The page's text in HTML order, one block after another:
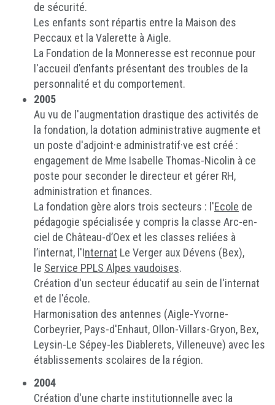
de sécurité.
Les enfants sont répartis entre la Maison des
Peccaux et la Valerette à Aigle.
La Fondation de la Monneresse est reconnue pour
l'accueil d’enfants présentant des troubles de la
personnalité et du comportement.
2005
Au vu de l'augmentation drastique des activités de
la fondation, la dotation administrative augmente et
un poste d'adjoint·e administratif·ve est créé :
engagement de Mme Isabelle Thomas-Nicolin à ce
poste pour seconder le directeur et gérer RH,
administration et finances.
La fondation gère alors trois secteurs : l'Ecole de
pédagogie spécialisée y compris la classe Arc-en-
ciel de Château-d’Oex et les classes reliées à
l’internat, l'Internat Le Verger aux Dévens (Bex),
le Service PPLS Alpes vaudoises.
Création d'un secteur éducatif au sein de l'internat
et de l'école.
Harmonisation des antennes (Aigle-Yvorne-
Corbeyrier, Pays-d'Enhaut, Ollon-Villars-Gryon, Bex,
Leysin-Le Sépey-les Diablerets, Villeneuve) avec les
établissements scolaires de la région.
2004
Création d'une charte institutionnelle avec la